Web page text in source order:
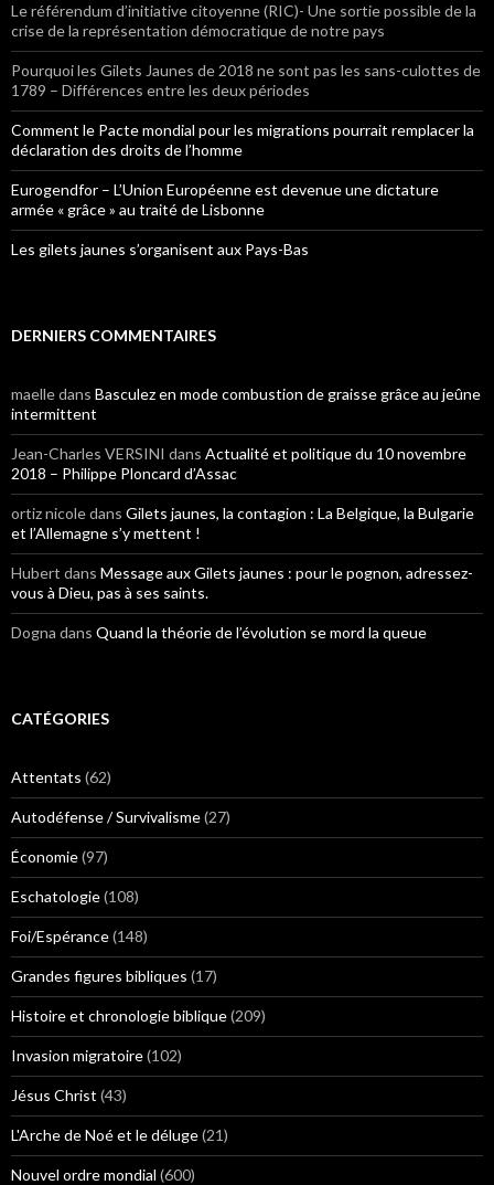
Le référendum d’initiative citoyenne (RIC)- Une sortie possible de la
crise de la représentation démocratique de notre pays
Pourquoi les Gilets Jaunes de 2018 ne sont pas les sans-culottes de
1789 – Différences entre les deux périodes
Comment le Pacte mondial pour les migrations pourrait remplacer la
déclaration des droits de l’homme
Eurogendfor – L’Union Européenne est devenue une dictature
armée « grâce » au traité de Lisbonne
Les gilets jaunes s’organisent aux Pays-Bas
DERNIERS COMMENTAIRES
maelledans Basculez en mode combustion de graisse grâce au jeûne
intermittent
Jean-Charles VERSINI dans Actualité et politique du 10 novembre
2018 – Philippe Ploncard d’Assac
ortiz nicoledans Gilets jaunes, la contagion : La Belgique, la Bulgarie
et l’Allemagne s’y mettent !
Hubert dans Message aux Gilets jaunes : pour le pognon, adressez-
vous à Dieu, pas à ses saints.
Dogna dans Quand la théorie de l’évolution se mord la queue
CATÉGORIES
Attentats (62)
Autodéfense / Survivalisme(27)
Économie(97)
Eschatologie(108)
Foi/Espérance(148)
Grandes figures bibliques (17)
Histoire et chronologie biblique(209)
Invasion migratoire(102)
Jésus Christ (43)
L'Arche de Noé et le déluge(21)
Nouvel ordre mondial (600)